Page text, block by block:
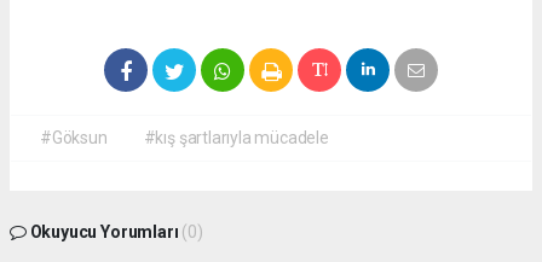
#Göksun #kış şartlarıyla mücadele
Okuyucu Yorumları (0)